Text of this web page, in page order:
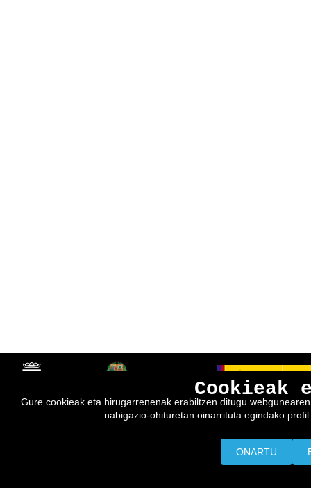
Cookieak
Gure cookieak eta hirugarrenenak erabiltzen ditugu
nabigazio-ohituretan oinarrituta egindako
ONARTU